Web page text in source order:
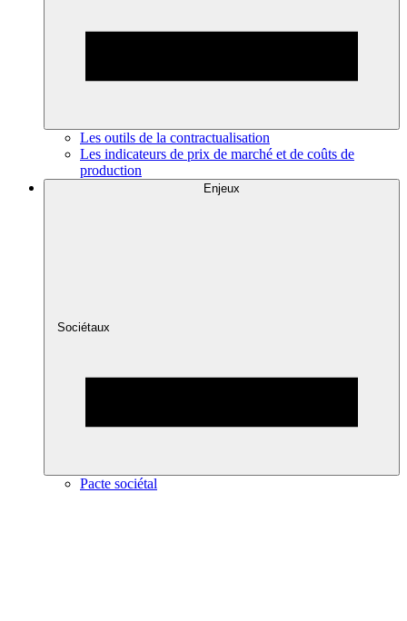
Les outils de la contractualisation
Les indicateurs de prix de marché et de coûts de
production
Enjeux
Sociétaux
Pacte sociétal